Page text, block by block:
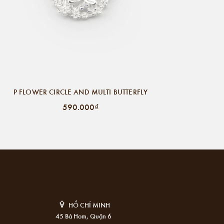
P FLOWER CIRCLE AND MULTI BUTTERFLY
590.000₫
HỒ CHÍ MINH
45 Bà Hom, Quận 6